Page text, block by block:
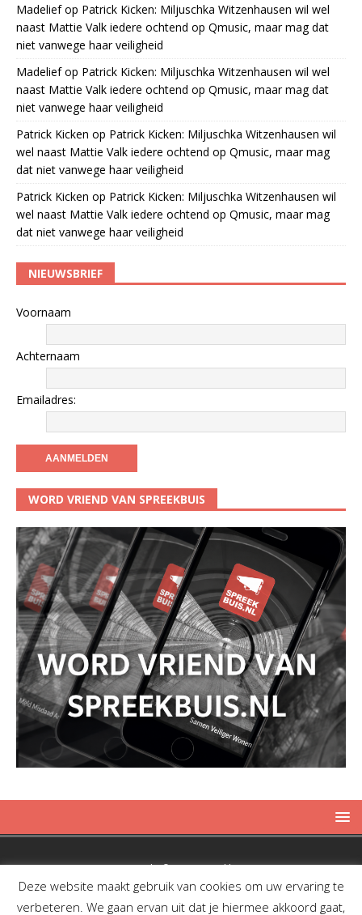
Madeliefop Patrick Kicken: Miljuschka Witzenhausen wil wel
naast Mattie Valk iedere ochtend op Qmusic, maar mag dat
niet vanwege haar veiligheid
Madeliefop Patrick Kicken: Miljuschka Witzenhausen wil wel
naast Mattie Valk iedere ochtend op Qmusic, maar mag dat
niet vanwege haar veiligheid
Patrick Kicken op Patrick Kicken: Miljuschka Witzenhausen wil
wel naast Mattie Valk iedere ochtend op Qmusic, maar mag
dat niet vanwege haar veiligheid
Patrick Kicken op Patrick Kicken: Miljuschka Witzenhausen wil
wel naast Mattie Valk iedere ochtend op Qmusic, maar mag
dat niet vanwege haar veiligheid
NIEUWSBRIEF
Voornaam
Achternaam
Emailadres:
WORD VRIEND VAN SPREEKBUIS
Copyright © 2019 Spreekbuis
Deze website maakt gebruik van cookies om uw ervaring te
verbeteren. We gaan ervan uit dat je hiermee akkoord gaat,